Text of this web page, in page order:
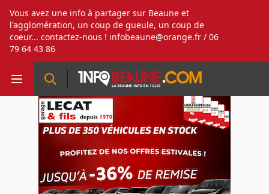
Vous avez une info à partager sur Beaune et
l'agglomération, un coup de gueule, un coup de
coeur... contactez-nous ! infobeaune@orange.fr / 06
79 64 43 86